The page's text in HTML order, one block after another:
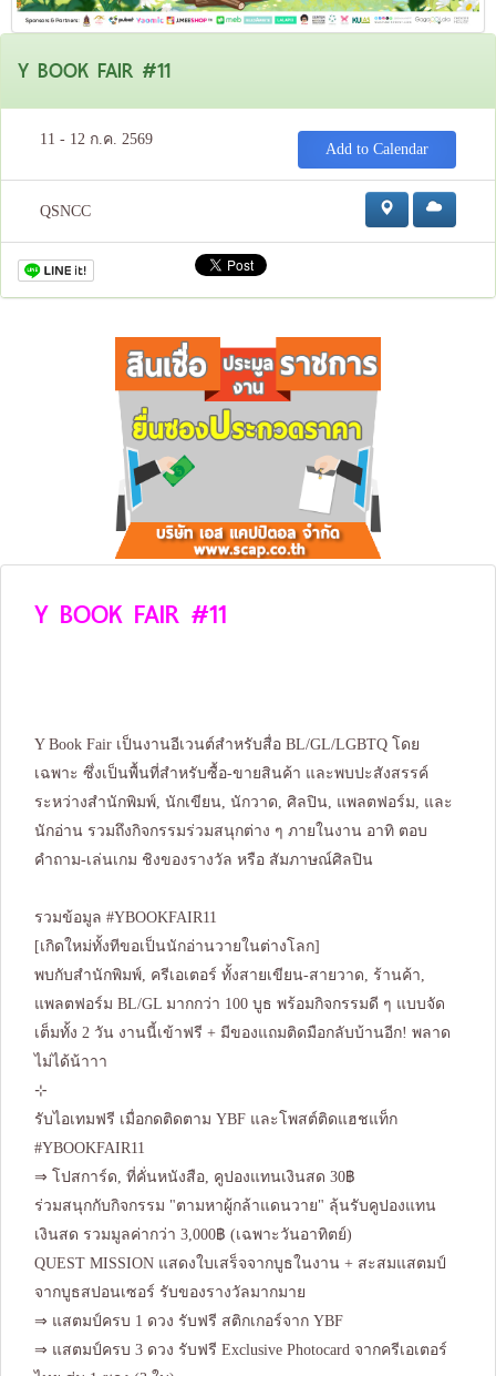
Y BOOK FAIR #11
11 - 12 ก.ค. 2569
Add to Calendar
QSNCC
Y BOOK FAIR #11
Y Book Fair เป็นงานอีเวนต์สำหรับสื่อ BL/GL/LGBTQ โดย
เฉพาะ ซึ่งเป็นพื้นที่สำหรับซื้อ-ขายสินค้า และพบปะสังสรรค์
ระหว่างสำนักพิมพ์, นักเขียน, นักวาด, ศิลปิน, แพลตฟอร์ม, และ
นักอ่าน รวมถึงกิจกรรมร่วมสนุกต่าง ๆ ภายในงาน อาทิ ตอบ
คำถาม-เล่นเกม ชิงของรางวัล หรือ สัมภาษณ์ศิลปิน
รวมข้อมูล #YBOOKFAIR11
[เกิดใหม่ทั้งทีขอเป็นนักอ่านวายในต่างโลก]
พบกับสำนักพิมพ์, ครีเอเตอร์ ทั้งสายเขียน-สายวาด, ร้านค้า,
แพลตฟอร์ม BL/GL มากกว่า 100 บูธ พร้อมกิจกรรมดี ๆ แบบจัด
เต็มทั้ง 2 วัน งานนี้เข้าฟรี + มีของแถมติดมือกลับบ้านอีก! พลาด
ไม่ได้น้าาา
⊹
รับไอเทมฟรี เมื่อกดติดตาม YBF และโพสต์ติดแฮชแท็ก
#YBOOKFAIR11
⇒ โปสการ์ด, ที่คั่นหนังสือ, คูปองแทนเงินสด 30฿
ร่วมสนุกกับกิจกรรม "ตามหาผู้กล้าแดนวาย" ลุ้นรับคูปองแทน
เงินสด รวมมูลค่ากว่า 3,000฿ (เฉพาะวันอาทิตย์)
QUEST MISSION แสดงใบเสร็จจากบูธในงาน + สะสมแสตมป์
จากบูธสปอนเซอร์ รับของรางวัลมากมาย
⇒ แสตมป์ครบ 1 ดวง รับฟรี สติกเกอร์จาก YBF
⇒ แสตมป์ครบ 3 ดวง รับฟรี Exclusive Photocard จากครีเอเตอร์